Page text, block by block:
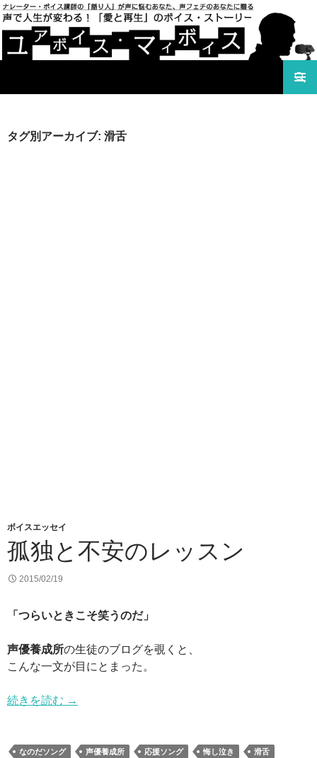
声で人生が変わる！「愛と再生」のボイス・ストーリ
タグ別アーカイブ: 滑舌
ボイスエッセイ
孤独と不安のレッスン
2015/02/19
「つらいときこそ笑うのだ」
声優養成所の生徒のブログを覗くと、
こんな一文が目にとまった。
続きを読む →
なのだソング 声優養成所 応援ソング 悔し泣き 滑舌